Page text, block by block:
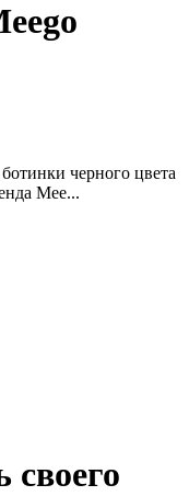
черного цвета
Mee...
своего